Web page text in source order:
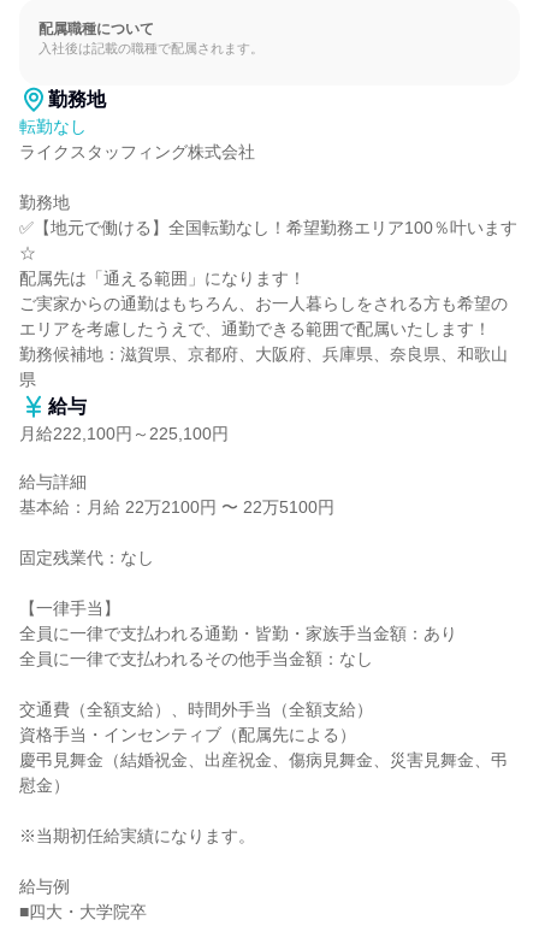
配属職種について
入社後は記載の職種で配属されます。
勤務地
転勤なし
ライクスタッフィング株式会社
勤務地
✅【地元で働ける】全国転勤なし！希望勤務エリア100％叶います
☆
配属先は「通える範囲」になります！
ご実家からの通勤はもちろん、お一人暮らしをされる方も希望の
エリアを考慮したうえで、通勤できる範囲で配属いたします！
勤務候補地：滋賀県、京都府、大阪府、兵庫県、奈良県、和歌山
県
給与
月給222,100円～225,100円
給与詳細
基本給：月給 22万2100円 〜 22万5100円
固定残業代：なし
【一律手当】
全員に一律で支払われる通勤・皆勤・家族手当金額：あり
全員に一律で支払われるその他手当金額：なし
交通費（全額支給）、時間外手当（全額支給）
資格手当・インセンティブ（配属先による）
慶弔見舞金（結婚祝金、出産祝金、傷病見舞金、災害見舞金、弔
慰金）
※当期初任給実績になります。
給与例
■四大・大学院卒